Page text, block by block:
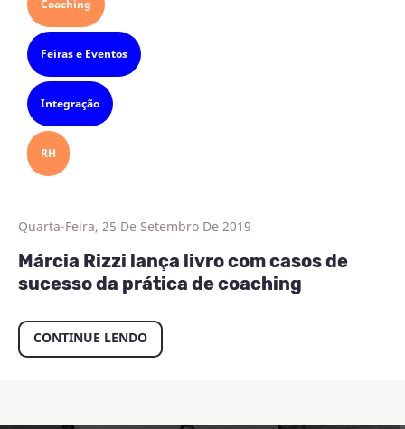
Coaching
Feiras e Eventos
Integração
RH
Quarta-Feira, 25 De Setembro De 2019
Márcia Rizzi lança livro com casos de
sucesso da prática de coaching
CONTINUE LENDO